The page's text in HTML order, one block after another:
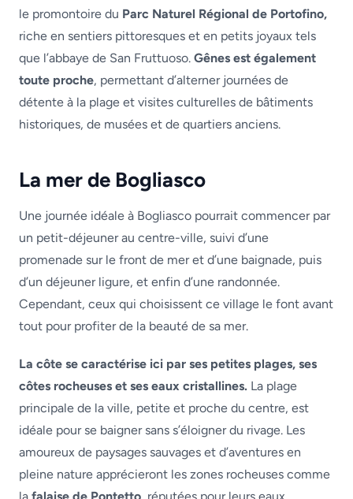
le promontoire du Parc Naturel Régional de Portofino,
riche en sentiers pittoresques et en petits joyaux tels
que l’abbaye de San Fruttuoso. Gênes est également
toute proche, permettant d’alterner journées de
détente à la plage et visites culturelles de bâtiments
historiques, de musées et de quartiers anciens.
La mer de Bogliasco
Une journée idéale à Bogliasco pourrait commencer par
un petit-déjeuner au centre-ville, suivi d’une
promenade sur le front de mer et d’une baignade, puis
d’un déjeuner ligure, et enfin d’une randonnée.
Cependant, ceux qui choisissent ce village le font avant
tout pour profiter de la beauté de sa mer.
La côte se caractérise ici par ses petites plages, ses
côtes rocheuses et ses eaux cristallines. La plage
principale de la ville, petite et proche du centre, est
idéale pour se baigner sans s’éloigner du rivage. Les
amoureux de paysages sauvages et d’aventures en
pleine nature apprécieront les zones rocheuses comme